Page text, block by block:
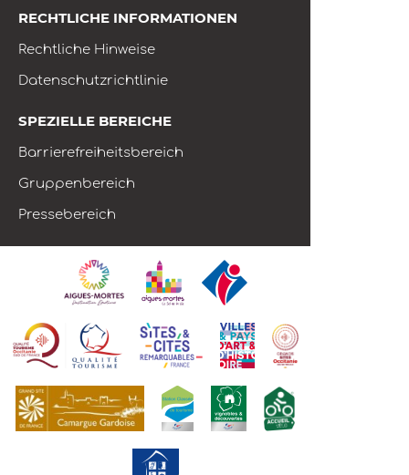
RECHTLICHE INFORMATIONEN
Rechtliche Hinweise
Datenschutzrichtlinie
SPEZIELLE BEREICHE
Barrierefreiheitsbereich
Gruppenbereich
Pressebereich